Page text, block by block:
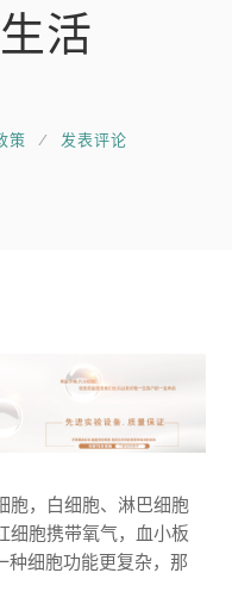
活
策 发表评论
，白细胞、淋巴细胞
细胞携带氧气，血小板
种细胞功能更复杂，那